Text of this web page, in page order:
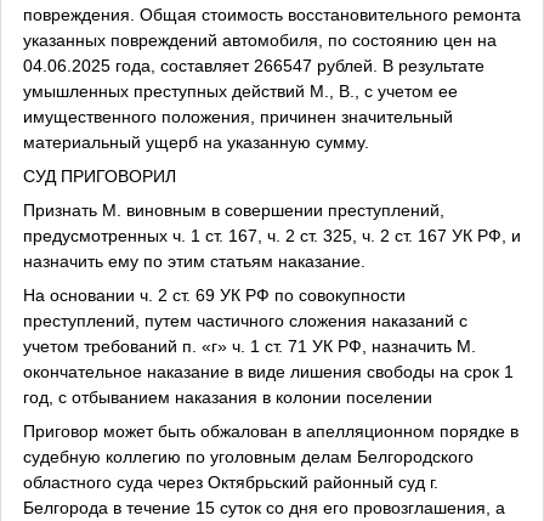
повреждения. Общая стоимость восстановительного ремонта
указанных повреждений автомобиля, по состоянию цен на
04.06.2025 года, составляет 266547 рублей. В результате
умышленных преступных действий М., В., с учетом ее
имущественного положения, причинен значительный
материальный ущерб на указанную сумму.
СУД ПРИГОВОРИЛ
Признать М. виновным в совершении преступлений,
предусмотренных ч. 1 ст. 167, ч. 2 ст. 325, ч. 2 ст. 167 УК РФ, и
назначить ему по этим статьям наказание.
На основании ч. 2 ст. 69 УК РФ по совокупности
преступлений, путем частичного сложения наказаний с
учетом требований п. «г» ч. 1 ст. 71 УК РФ, назначить М.
окончательное наказание в виде лишения свободы на срок 1
год, с отбыванием наказания в колонии поселении
Приговор может быть обжалован в апелляционном порядке в
судебную коллегию по уголовным делам Белгородского
областного суда через Октябрьский районный суд г.
Белгорода в течение 15 суток со дня его провозглашения, а